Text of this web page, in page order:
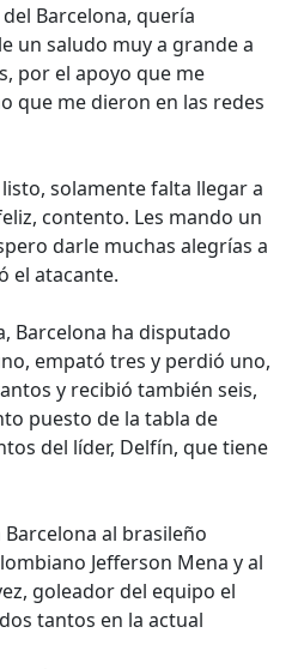
Barcelona, quería
un saludo muy a grande a
por el apoyo que me
que me dieron en las redes
solamente falta llegar a
contento. Les mando un
darle muchas alegrías a
el atacante.
Barcelona ha disputado
empató tres y perdió uno,
y recibió también seis,
puesto de la tabla de
del líder, Delfín, que tiene
al brasileño
Jefferson Mena y al
goleador del equipo el
tantos en la actual